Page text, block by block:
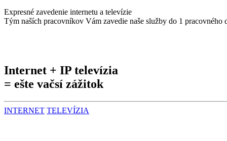
Expresné zavedenie internetu a televízie
Tým naších pracovníkov Vám zavedie naše služby do 1 pracovného
Internet + IP televízia
= ešte vačsí zážitok
INTERNET TELEVÍZIA